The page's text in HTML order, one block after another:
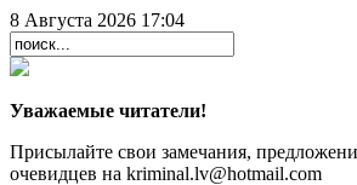
8 Августа 2026 17:04
Уважаемые читатели!
Присылайте свои замечания,
очевидцев на kriminal.lv@hotmail.com